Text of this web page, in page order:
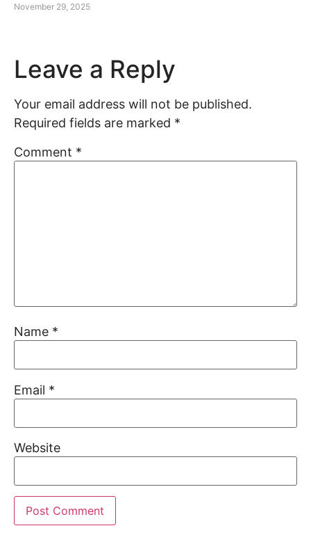
November 29, 2025
Leave a Reply
Your email address will not be published.
Required fields are marked *
Comment *
Name *
Email *
Website